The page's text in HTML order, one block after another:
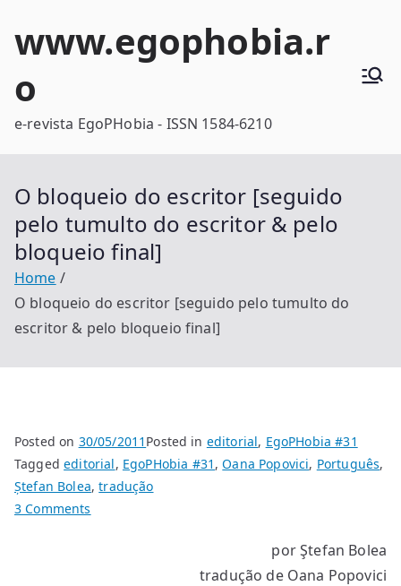
www.egophobia.r
o
e-revista EgoPHobia - ISSN 1584-6210
O bloqueio do escritor [seguido
pelo tumulto do escritor & pelo
bloqueio final]
Home
O bloqueio do escritor [seguido pelo tumulto do
escritor & pelo bloqueio final]
Posted on 30/05/2011 Posted in editorial, EgoPHobia #31
Taggededitorial, EgoPHobia #31 ,Oana Popovici, Português,
Ștefan Bolea,tradução
3 Comments
por Ştefan Bolea
tradução de Oana Popovici